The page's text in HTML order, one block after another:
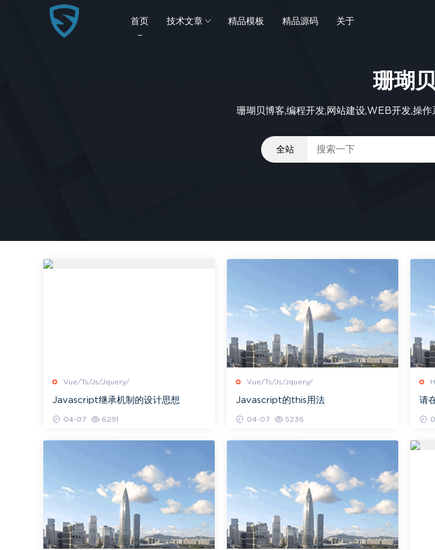
首页 技术文章 精品模板 精品源码 关于
珊瑚贝
珊瑚贝博客,编程开发,网站建设,WEB开发,操
Vue/Ts/Js/Jquery/
Javascript继承机制的设计思想
04-07 6291
Vue/Ts/Js/Jquery/
Javascript的this用法
04-07 5236
请
e